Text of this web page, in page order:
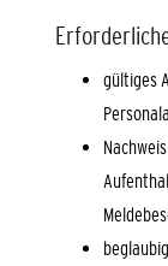
gültiges